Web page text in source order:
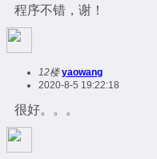
程序不错，谢！
12楼 yaowang
2020-8-5 19:22:18
很好。。。